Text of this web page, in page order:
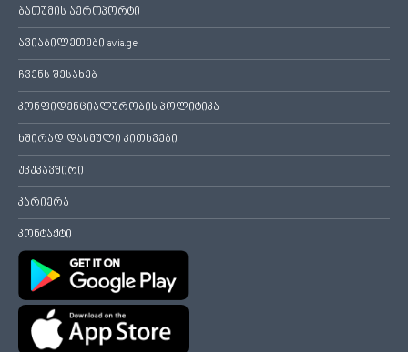
ბათუმის აეროპორტი
ავიაბილეთები avia.ge
ჩვენს შესახებ
კონფიდენციალურობის პოლიტიკა
ხშირად დასმული კითხვები
უკუკავშირი
კარიერა
კონტაქტი